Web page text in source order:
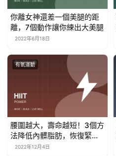
你離女神還差一個美腿的距
離，7個動作讓你練出大美腿
2022年6月18日
有氧運動
腰圍越大，壽命越短！3個方
法降低內髒脂肪，恢復緊實
小腹
2022年12月4日